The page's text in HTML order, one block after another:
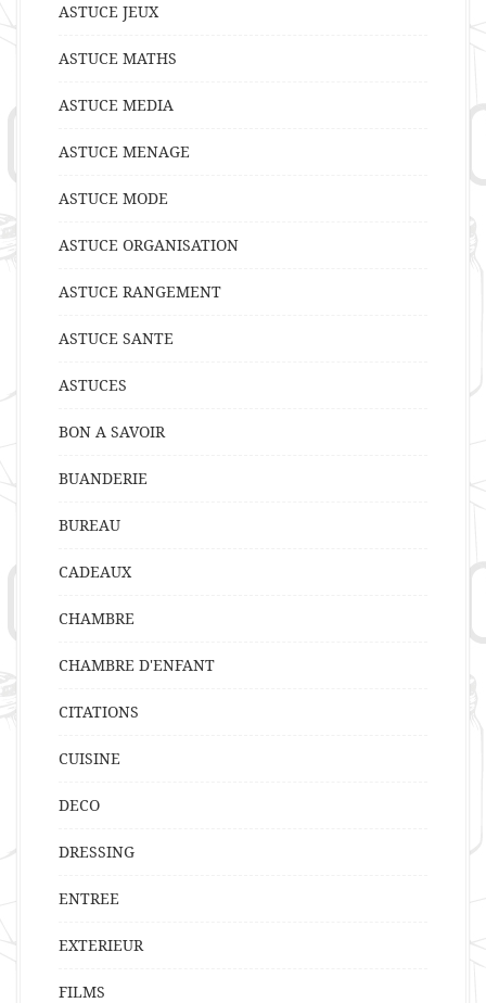
ASTUCE JEUX
ASTUCE MATHS
ASTUCE MEDIA
ASTUCE MENAGE
ASTUCE MODE
ASTUCE ORGANISATION
ASTUCE RANGEMENT
ASTUCE SANTE
ASTUCES
BON A SAVOIR
BUANDERIE
BUREAU
CADEAUX
CHAMBRE
CHAMBRE D'ENFANT
CITATIONS
CUISINE
DECO
DRESSING
ENTREE
EXTERIEUR
FILMS